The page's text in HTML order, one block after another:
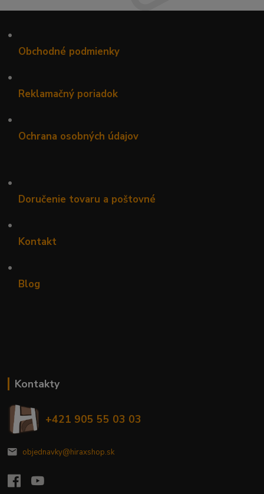
•
Obchodné podmienky
•
Reklamačný poriadok
•
Ochrana osobných údajov
•
Doručenie tovaru a poštovné
•
Kontakt
•
Blog
Kontakty
+421 905 55 03 03
objednavky@hiraxshop.sk